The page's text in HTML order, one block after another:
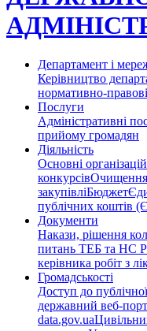
Департамент і
Керівництво
нормативно-правові
Послуги
Адміністративні
прийому громадян
Діяльність
Основні
конкурсів
закупівліБюджет
публічних коштів
Документи
Накази, рішення
питань ТЕБ та НС
керівника робіт з
Громадськості
Доступ до
державний веб-
data.gov.ua